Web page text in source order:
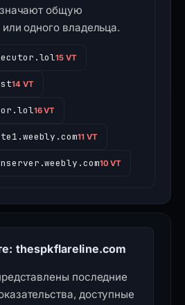
общую
одного владельца.
15 VT
14 VT
16 VT
11 VT
10 VT
thespkflareline.com
последние
доступные